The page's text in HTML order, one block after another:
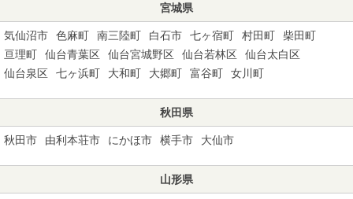
宮城県
気仙沼市 色麻町 南三陸町 白石市 七ヶ宿町 村田町
柴田町
亘理町
仙台青葉区 仙台宮城野区 仙台若林区
仙台太白区
仙台泉区
七ヶ浜町 大和町 大郷町 富谷町 女川町
秋田県
秋田市 由利本荘市 にかほ市 横手市 大仙市
山形県